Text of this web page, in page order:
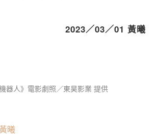
2023／03／01 黃曦
器人》電影劇照／東昊影業 提供
曦